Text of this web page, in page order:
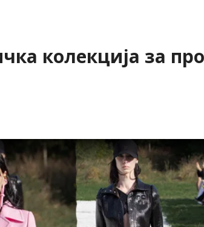
колекција за